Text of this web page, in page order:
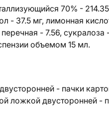
70% -
- 37.5 мг, лимонная
- 7.56,
объемом 15 мл.
- пачки
ложкой двусторонней -